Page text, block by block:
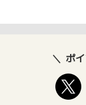
ポ